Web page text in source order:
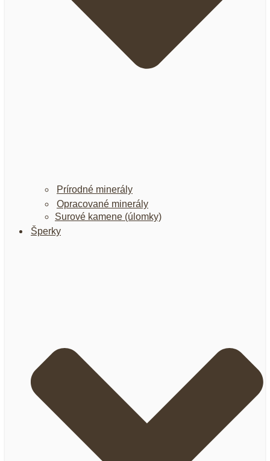
Prírodné minerály
Opracované minerály
Surové kamene (úlomky)
Šperky